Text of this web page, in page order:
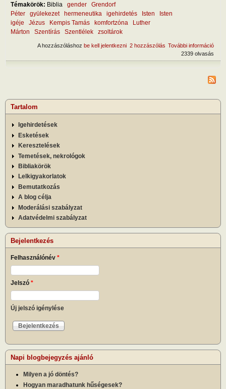
Témakörök: Biblia gender
Grendorf
Péter
gyülekezet hermeneutika igehirdetés Isten
Isten
igéje
Jézus Kempis Tamás komfortzóna
Luther
Márton
Szentírás Szentlélek zsoltárok
További információ
2 hozzászólás
A hozzászóláshoz be kell jelentkezni
2339 olvasás
Tartalom
Igehirdetések
Esketések
Keresztelések
Temetések, nekrológok
Bibliakörök
Lelkigyakorlatok
Bemutatkozás
A blog célja
Moderálási szabályzat
Adatvédelmi szabályzat
Bejelentkezés
Felhasználónév *
Jelszó *
Új jelszó igénylése
Napi blogbejegyzés ajánló
Milyen a jó döntés?
Hogyan maradhatunk hűségesek?